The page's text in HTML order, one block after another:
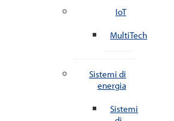
IoT
MultiTech
Sistemi di
energia
Sistemi